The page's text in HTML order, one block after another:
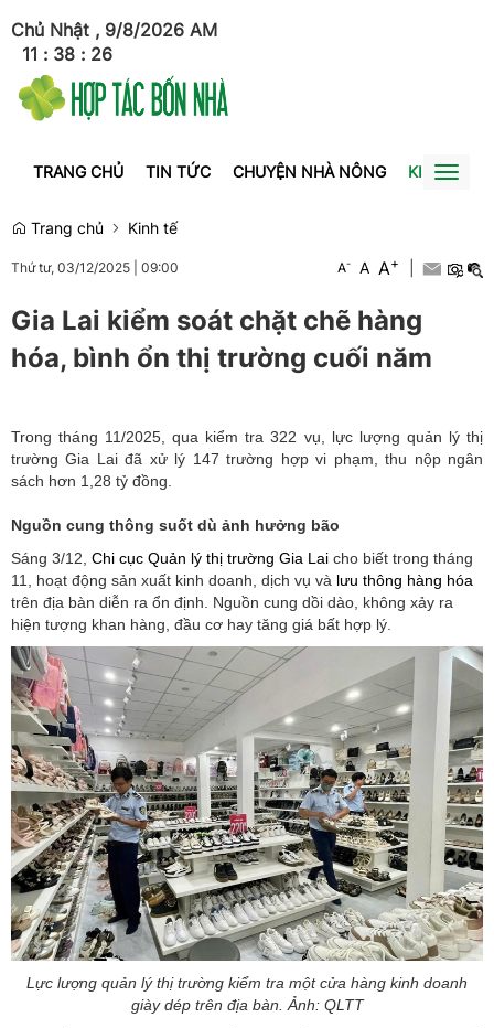
Chủ Nhật , 9/8/2026
11 : 38 : 26
AM
TRANG CHỦ TIN TỨC CHUYỆN NHÀ NÔNG KINH TẾToggle
Trang chủ
Kinh tế
Thứ tư, 03/12/2025 09:00 A- A A+
Gia Lai kiểm soát chặt chẽ hàng
hóa, bình ổn thị trường cuối năm
Trong tháng 11/2025, qua kiểm tra 322 vụ, lực lượng quản lý thị
trường Gia Lai đã xử lý 147 trường hợp vi phạm, thu nộp ngân
sách hơn 1,28 tỷ đồng.
Nguồn cung thông suốt dù ảnh hưởng bão
Sáng 3/12, Chi cục Quản lý thị trường Gia Lai cho biết trong tháng
11, hoạt động sản xuất kinh doanh, dịch vụ và lưu thông hàng hóa
trên địa bàn diễn ra ổn định. Nguồn cung dồi dào, không xảy ra
hiện tượng khan hàng, đầu cơ hay tăng giá bất hợp lý.
Lực lượng quản lý thị trường kiểm tra một cửa hàng kinh doanh
giày dép trên địa bàn. Ảnh: QLTT